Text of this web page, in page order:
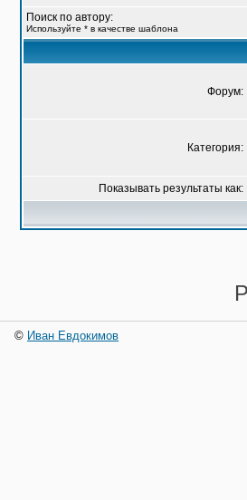
Поиск по автору:
Используйте * в качестве шаблона
Форум:
Категория:
Показывать результаты как:
© Иван Евдокимов